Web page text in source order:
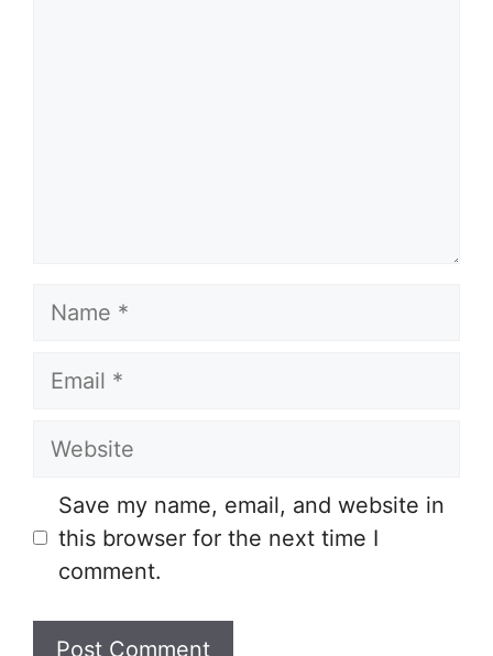
Name
Email
Website
Save my name, email, and website in
this browser for the next time I
comment.